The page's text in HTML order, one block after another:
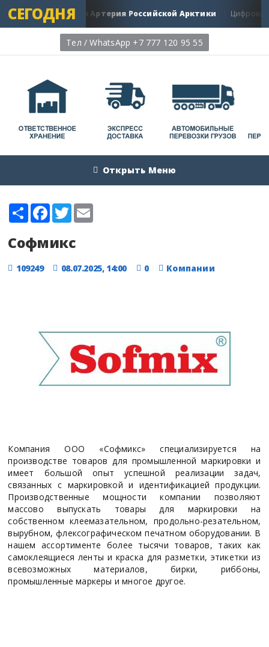
СЕГОДНЯ
путь: Главная Артерия Российской Арктики Цифровая
Тел / WhatsApp +7 777 120 95 55
Открыть Меню
ShareFacebook
Twitter
Софмикс
109249 08.07.2025, 14:00 0 Компании
Компания ООО «Софмикс» специализируется на
производстве товаров для промышленной маркировки и
имеет большой опыт успешной реализации задач,
связанных с маркировкой и идентификацией продукции.
Производственные мощности компании позволяют
массово выпускать товары для маркировки на
собственном клеемазательном, продольно-резательном,
вырубном, флексографическом печатном оборудовании. В
нашем ассортименте более тысячи товаров, таких как
самоклеящиеся ленты и краска для разметки, этикетки из
всевозможных материалов, бирки, риббоны,
промышленные маркеры и многое другое.